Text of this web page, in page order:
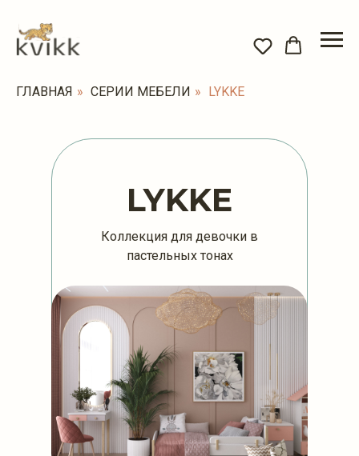
ГЛАВНАЯ » СЕРИИ МЕБЕЛИ » LYKKE
LYKKE
Коллекция для девочки в
пастельных тонах